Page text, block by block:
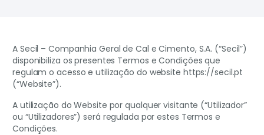
A Secil – Companhia Geral de Cal e Cimento, S.A. (“Secil”)
disponibiliza os presentes Termos e Condições que
regulam o acesso e utilização do website https://secil.pt
(“Website”).
A utilização do Website por qualquer visitante (“Utilizador”
ou “Utilizadores”) será regulada por estes Termos e
Condições.